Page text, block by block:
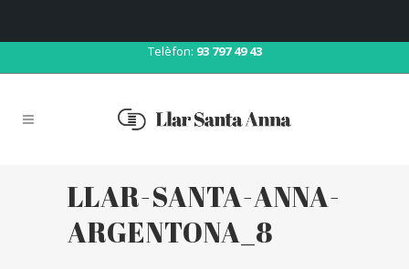
Telèfon: 93 797 49 43
LLAR-SANTA-ANNA-
ARGENTONA_8